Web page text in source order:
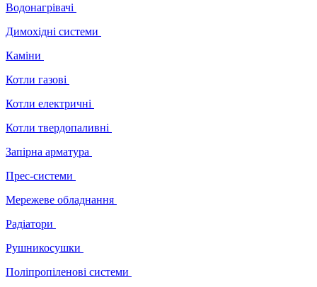
Водонагрівачі
Димохідні системи
Каміни
Котли газові
Котли електричні
Котли твердопаливні
Запірна арматура
Прес-системи
Мережеве обладнання
Радіатори
Рушникосушки
Поліпропіленові системи